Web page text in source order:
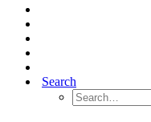
Search